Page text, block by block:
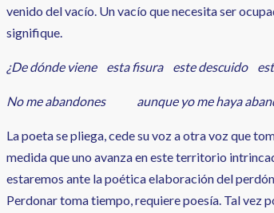
venido del vacío. Un vacío que necesita ser
signifique.
¿De dónde viene esta fisura este descuido
No me abandones aunque yo me haya
La poeta se pliega, cede su voz a otra voz que
medida que uno avanza en este territorio
estaremos ante la poética elaboración del
Perdonar toma tiempo, requiere poesía. Tal vez